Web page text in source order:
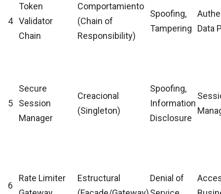
4
Token
Validator
Chain
Comportamiento
(Chain of
Responsibility)
Spoofing,
Tampering
Data
5
Secure
Session
Manager
Creacional
(Singleton)
Spoofing,
Information
Disclosure
6
Rate Limiter
Estructural
Denial of